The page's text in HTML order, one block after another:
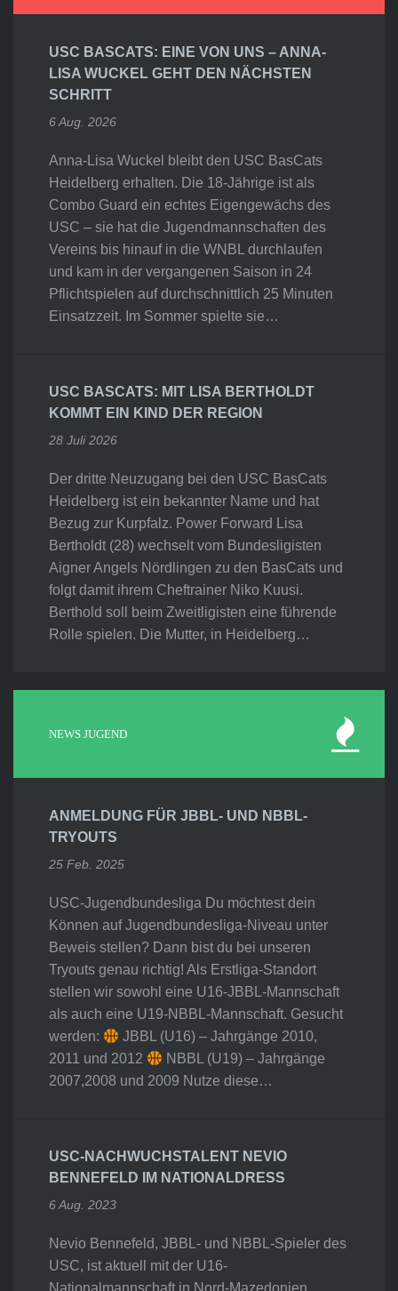
USC BASCATS: EINE VON UNS – ANNA-
LISA WUCKEL GEHT DEN NÄCHSTEN
SCHRITT
6 Aug. 2026
Anna-Lisa Wuckel bleibt den USC BasCats
Heidelberg erhalten. Die 18-Jährige ist als
Combo Guard ein echtes Eigengewächs des
USC – sie hat die Jugendmannschaften des
Vereins bis hinauf in die WNBL durchlaufen
und kam in der vergangenen Saison in 24
Pflichtspielen auf durchschnittlich 25 Minuten
Einsatzzeit. Im Sommer spielte sie…
USC BASCATS: MIT LISA BERTHOLDT
KOMMT EIN KIND DER REGION
28 Juli 2026
Der dritte Neuzugang bei den USC BasCats
Heidelberg ist ein bekannter Name und hat
Bezug zur Kurpfalz. Power Forward Lisa
Bertholdt (28) wechselt vom Bundesligisten
Aigner Angels Nördlingen zu den BasCats und
folgt damit ihrem Cheftrainer Niko Kuusi.
Berthold soll beim Zweitligisten eine führende
Rolle spielen. Die Mutter, in Heidelberg…
NEWS JUGEND
ANMELDUNG FÜR JBBL- UND NBBL-
TRYOUTS
25 Feb. 2025
USC-Jugendbundesliga Du möchtest dein
Können auf Jugendbundesliga-Niveau unter
Beweis stellen? Dann bist du bei unseren
Tryouts genau richtig! Als Erstliga-Standort
stellen wir sowohl eine U16-JBBL-Mannschaft
als auch eine U19-NBBL-Mannschaft. Gesucht
werden:
JBBL (U16) – Jahrgänge 2010,
2011 und 2012
NBBL (U19) – Jahrgänge
2007,2008 und 2009 Nutze diese…
USC-NACHWUCHSTALENT NEVIO
BENNEFELD IM NATIONALDRESS
6 Aug. 2023
Nevio Bennefeld, JBBL- und NBBL-Spieler des
USC, ist aktuell mit der U16-
Nationalmannschaft in Nord-Mazedonien